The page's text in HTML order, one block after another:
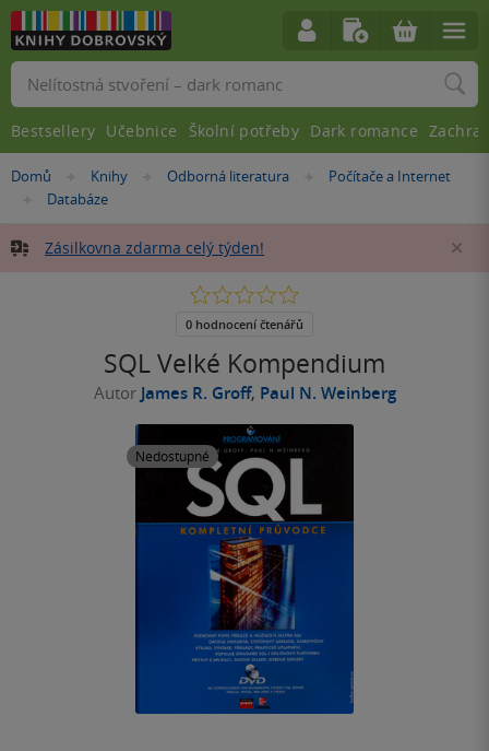
Nacházíte
Domů »Knihy »
Odborná literatura »Počítače a Internet
»
Databáze
Zásilkovna zdarma celý týden!
SQL Velké Kompendium
Autor James R. Groff, Paul N. Weinberg
Nedostupné
0.0
5
0 hodnocení čtenářů
Vyhledávání
Bestsellery Učebnice Školní potřeby Dark romance